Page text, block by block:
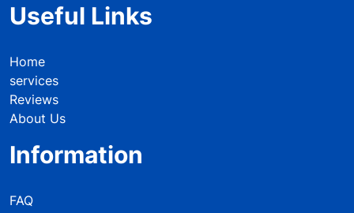
Useful Links
Home
services
Reviews
About Us
Information
FAQ